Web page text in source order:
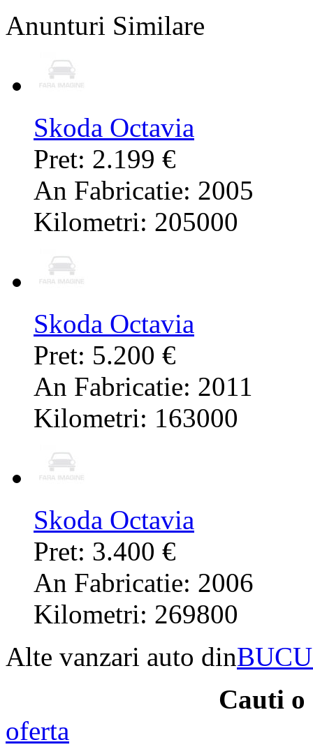
Anunturi Similare
Skoda Octavia
Pret: 2.199 €
An Fabricatie: 2005
Kilometri: 205000
Skoda Octavia
Pret: 5.200 €
An Fabricatie: 2011
Kilometri: 163000
Skoda Octavia
Pret: 3.400 €
An Fabricatie: 2006
Kilometri: 269800
Alte vanzari auto din
Cauti o
oferta